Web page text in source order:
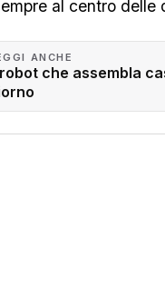
al centro delle
ANCHE
che assembla